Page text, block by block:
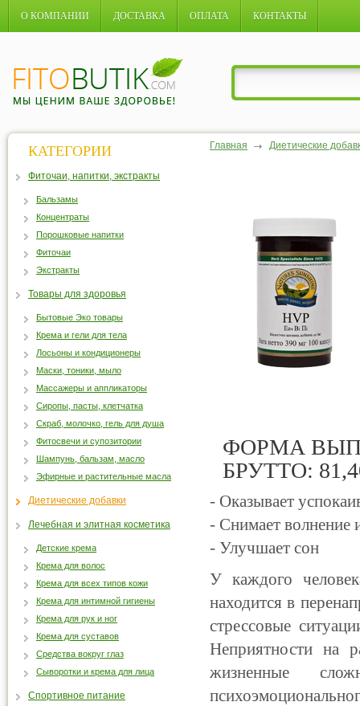
О КОМПАНИИ ДОСТАВКА ОПЛАТА КОНТАКТЫ
Главная Диетические
ФОРМА
БРУТТО:
- Оказывает
- Снимает волнение
- Улучшает сон
У каждого
находится в
стрессовые
Неприятности на
жизненные
КАТЕГОРИИ
Фиточаи, напитки, экстракты
Бальзамы
Концентраты
Порошковые напитки
Фиточаи
Экстракты
Товары для здоровья
Бытовые Эко товары
Крема и гели для тела
Лосьоны и кондиционеры
Маски, тоники, мыло
Массажеры и аппликаторы
Сиропы, пасты, клетчатка
Скраб, молочко, гель для душа
Фитосвечи и супозитории
Шампунь, бальзам, масло
Эфирные и растительные масла
Диетические добавки
Лечебная и элитная косметика
Детские крема
Крема для волос
Крема для всех типов кожи
Крема для интимной гигиены
Крема для рук и ног
Крема для суставов
Средства вокруг глаз
Сыворотки и крема для лица
Спортивное питание